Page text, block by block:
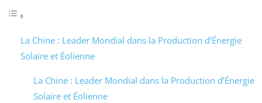
La Chine : Leader Mondial dans la Production d’Énergie
Solaire et Éolienne
La Chine : Leader Mondial dans la Production d’Énergie
Solaire et Éolienne